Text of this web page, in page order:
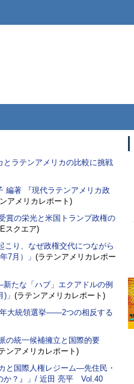
とラテンアメリカの比較に挑戦
編著 『現代ラテンアメリカ政
アメリカレポート)
賞の栄光と米国トランプ政権の
スクエア)
こり、なぜ政権交代につながら
7月）」 (ラテンアメリカレポー
たな「ハブ」エクアドルの例
」 (ラテンアメリカレポート)
年大統領選挙――2つの相反する
の統一候補擁立と国際的要
ンアメリカレポート)
と国際人権レジーム―先住民・
か？』」/ 近田 亮平 Vol.40